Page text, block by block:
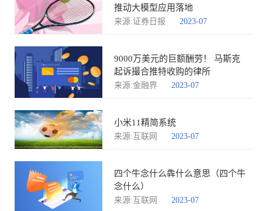
推动大模型应用落地
来源:证券日报 2023-07
9000万美元的巨额酬劳！ 马斯克
起诉撮合推特收购的律所
来源:金融界 2023-07
小米11精简系统
来源:互联网 2023-07
四个牛念什么犇什么意思（四个牛
念什么）
来源:互联网 2023-07